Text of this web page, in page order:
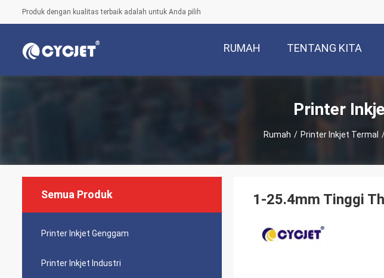
Produk dengan kualitas terbaik adalah untuk Anda pilih
RUMAH TENTANG KITA
Printer
Rumah / Printer Inkjet Termal
Semua Produk
Printer Inkjet Genggam
Printer Inkjet Industri
1-25.4mm Tinggi